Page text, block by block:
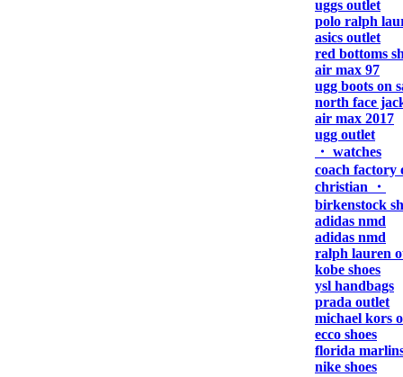
uggs outlet
polo ralph
asics outlet
red bottoms
air max 97
ugg boots on
north face
air max 2017
ugg outlet
・ watches
coach factory
christian ・
birkenstock
adidas nmd
adidas nmd
ralph lauren
kobe shoes
ysl handbags
prada outlet
michael kors
ecco shoes
florida
nike shoes